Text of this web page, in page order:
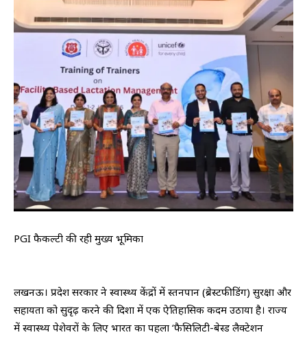
PGI फैकल्टी की रही मुख्य भूमिका
लखनऊ। प्रदेश सरकार ने स्वास्थ्य केंद्रों में स्तनपान (ब्रेस्टफीडिंग) सुरक्षा और
सहायता को सुदृढ़ करने की दिशा में एक ऐतिहासिक कदम उठाया है। राज्य
में स्वास्थ्य पेशेवरों के लिए भारत का पहला ‘फैसिलिटी-बेस्ड लैक्टेशन